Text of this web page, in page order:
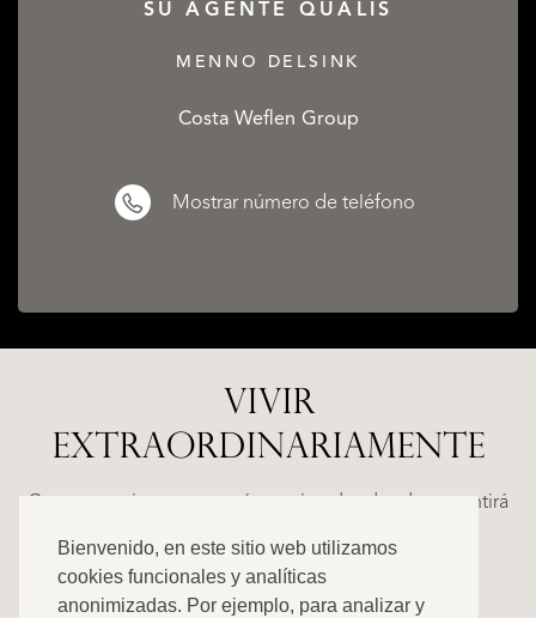
Bienvenido, en este sitio web utilizamos
cookies funcionales y analíticas
anonimizadas. Por ejemplo, para analizar y
SU AGENTE QUALIS
MENNO DELSINK
Costa Weflen Group
Mostrar número de teléfono
VIVIR
EXTRAORDINARIAMENTE
Casas espaciosas con carácter, situadas donde se sentirá
como en casa. Descubra nuestra oferta exclusiva.
ALICANTE
RUAYA
995.000